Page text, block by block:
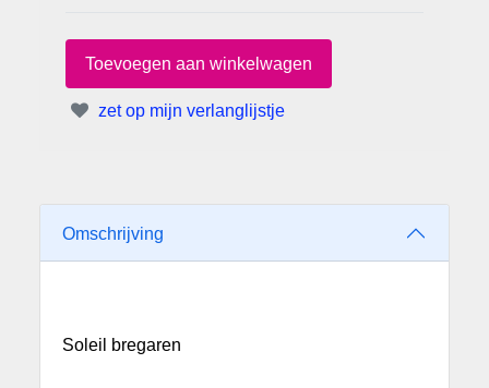
zet op mijn verlanglijstje
Omschrijving
Soleil bregaren